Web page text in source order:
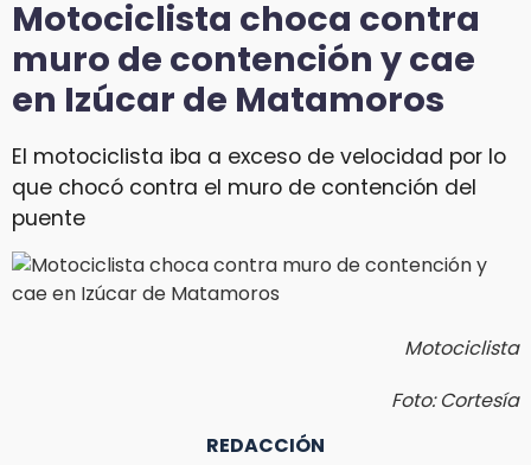
Motociclista choca contra
muro de contención y cae
en Izúcar de Matamoros
El motociclista iba a exceso de velocidad por lo
que chocó contra el muro de contención del
puente
Motociclista
Foto: Cortesía
REDACCIÓN